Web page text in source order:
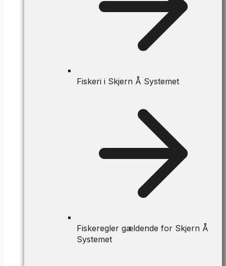
Fiskeri i Skjern Å Systemet
Fiskeregler gældende for Skjern Å
Systemet